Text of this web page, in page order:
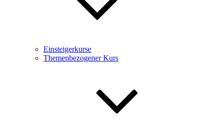
Einsteigerkurse
Themenbezogener Kurs